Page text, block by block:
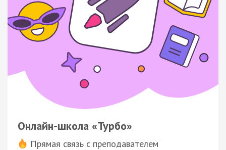
Онлайн-школа «Турбо»
Прямая связь с преподавателем